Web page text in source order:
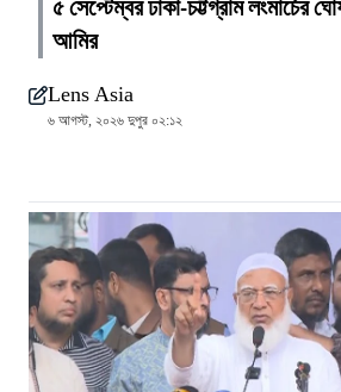
৫ সেপ্টেম্বর ঢাকা-চট্টগ্রাম লংমার্চের
আমির
Lens Asia
৬ আগস্ট, ২০২৬ দুপুর ০২:১২